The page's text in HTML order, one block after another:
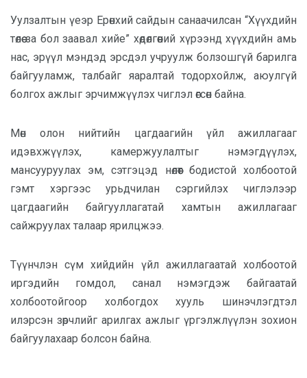
Уулзалтын үеэр Ерөнхий сайдын санаачилсан “Хүүхдийн
төлөө за бол заавал хийе” хөдөлгөөний хүрээнд хүүхдийн амь
нас, эрүүл мэндэд эрсдэл учруулж болзошгүй барилга
байгууламж, талбайг яаралтай тодорхойлж, аюулгүй
болгох ажлыг эрчимжүүлэх чиглэл өгсөн байна.
Мөн олон нийтийн цагдаагийн үйл ажиллагааг
идэвхжүүлэх, камержуулалтыг нэмэгдүүлэх,
мансууруулах эм, сэтгэцэд нөлөөт бодистой холбоотой
гэмт хэргээс урьдчилан сэргийлэх чиглэлээр
цагдаагийн байгууллагатай хамтын ажиллагааг
сайжруулах талаар ярилцжээ.
Түүнчлэн сүм хийдийн үйл ажиллагаатай холбоотой
иргэдийн гомдол, санал нэмэгдэж байгаатай
холбоотойгоор холбогдох хууль шинэчлэгдтэл
илэрсэн зөрчлийг арилгах ажлыг үргэлжлүүлэн зохион
байгуулахаар болсон байна.